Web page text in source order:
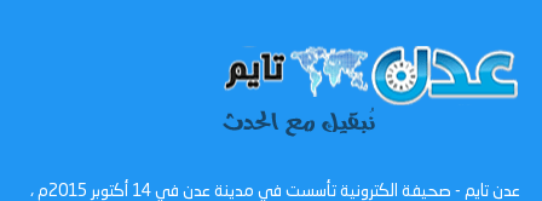
عدن تايم - صحيفة الكترونية تأسست في مدينة عدن في 14 أكتوبر 2015م ،